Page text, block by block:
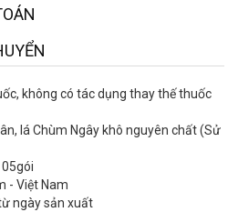
không có tác dụng thay thế thuốc
lá Chùm Ngây khô nguyên chất (Sử
- Việt Nam
ngày sản xuất